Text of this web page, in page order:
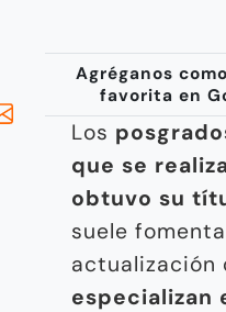
Agréganos
favorita en
Los
que se
obtuvo su
suele
actualización
especializan